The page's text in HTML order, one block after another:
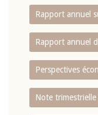
Rapport annuel
Rapport annuel
Perspectives
Note